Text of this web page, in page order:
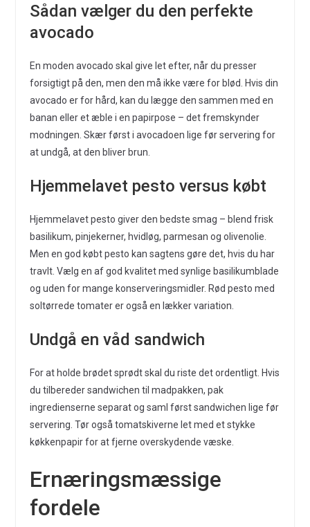
Sådan vælger du den perfekte
avocado
En moden avocado skal give let efter, når du presser
forsigtigt på den, men den må ikke være for blød. Hvis din
avocado er for hård, kan du lægge den sammen med en
banan eller et æble i en papirpose – det fremskynder
modningen. Skær først i avocadoen lige før servering for
at undgå, at den bliver brun.
Hjemmelavet pesto versus købt
Hjemmelavet pesto giver den bedste smag – blend frisk
basilikum, pinjekerner, hvidløg, parmesan og olivenolie.
Men en god købt pesto kan sagtens gøre det, hvis du har
travlt. Vælg en af god kvalitet med synlige basilikumblade
og uden for mange konserveringsmidler. Rød pesto med
soltørrede tomater er også en lækker variation.
Undgå en våd sandwich
For at holde brødet sprødt skal du riste det ordentligt. Hvis
du tilbereder sandwichen til madpakken, pak
ingredienserne separat og saml først sandwichen lige før
servering. Tør også tomatskiverne let med et stykke
køkkenpapir for at fjerne overskydende væske.
Ernæringsmæssige
fordele